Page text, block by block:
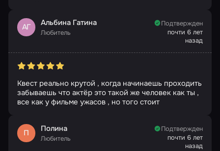
АГ Альбина Гатина
Любитель
Подтвержден
почти 6 лет
назад
Квест реально крутой , когда начинаешь проходить
забываешь что актёр это такой же человек как ты ,
все как у фильме ужасов , но того стоит
П Полина
Любитель
Подтвержден
почти 6 лет
назад